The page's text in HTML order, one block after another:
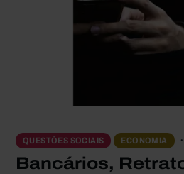
QUESTÕES SOCIAIS ECONOMIA
Bancários,